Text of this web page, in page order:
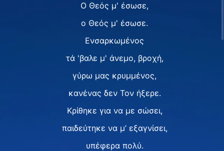
Ο Θεός μ' έσωσε,
o Θεός μ' έσωσε.
Ενσαρκωμένος
τά 'βαλε μ' άνεμο, βροχή,
γύρω μας κρυμμένος,
κανένας δεν Τον ήξερε.
Κρίθηκε για να με σώσει,
παιδεύτηκε να μ’ εξαγνίσει,
υπέφερα πολύ.